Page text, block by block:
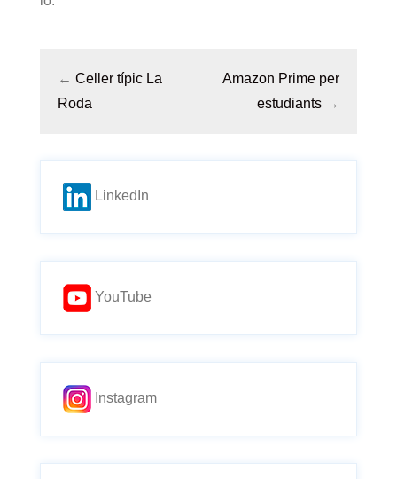
← Celler típic La
Roda
Amazon Prime per
estudiants →
LinkedIn
YouTube
Instagram